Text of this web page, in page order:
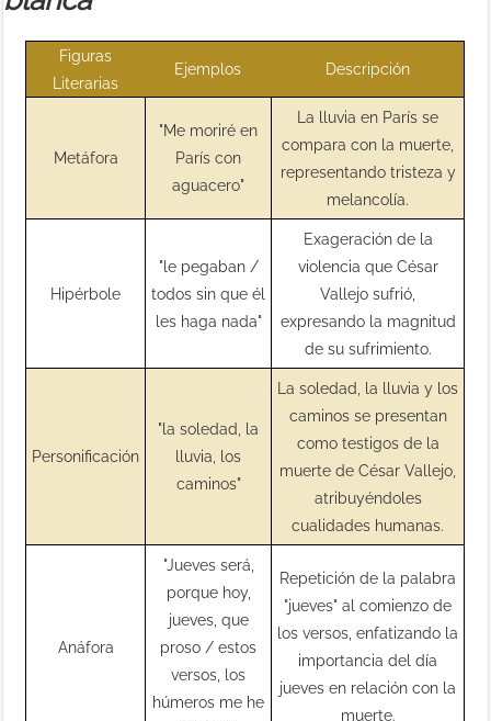
Figuras
Literarias
Ejemplos Descripción
Metáfora
"Me moriré en
París con
aguacero"
La lluvia en París se
compara con la muerte,
representando tristeza y
melancolía.
Hipérbole
"le pegaban /
todos sin que él
les haga nada"
Exageración de la
violencia que César
Vallejo sufrió,
expresando la magnitud
de su sufrimiento.
Personificación
"la soledad, la
lluvia, los
caminos"
La soledad, la lluvia y los
caminos se presentan
como testigos de la
muerte de César Vallejo,
atribuyéndoles
cualidades humanas.
Anáfora
"Jueves será,
porque hoy,
jueves, que
proso / estos
versos, los
húmeros me he
Repetición de la palabra
"jueves" al comienzo de
los versos, enfatizando la
importancia del día
jueves en relación con la
muerte.